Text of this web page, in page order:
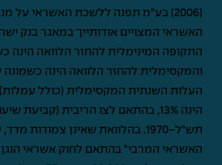
(2006) בע"מ תפנה ללשכת האשראי על
האשראי המצויים אודותייך במאגר בנק
העלות השנתית המקסימלית (כולל
הינה 13%, בהתאם לצו הריבית (קביעת
תש"ל-1970. בהלוואת שאינן צמודות